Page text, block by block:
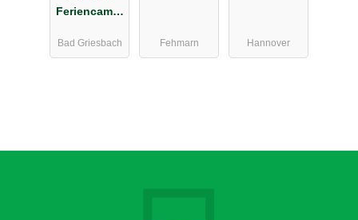
Feriencampi
Holmernhof
Bad Griesbach Fehmarn Hannover